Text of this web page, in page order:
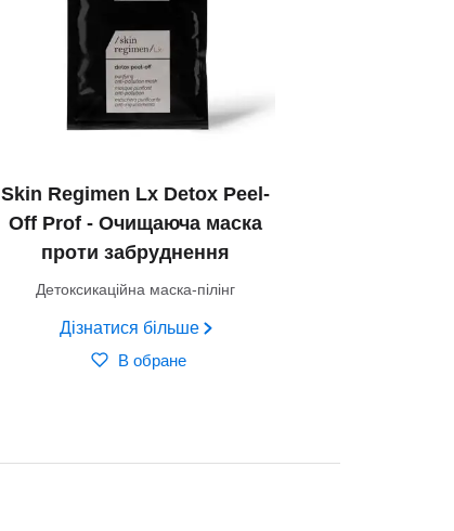
Skin Regimen Lx Detox Peel-
Off Prof - Очищаюча маска
проти забруднення
Детоксикаційна маска-пілінг
Дізнатися більше
В обране